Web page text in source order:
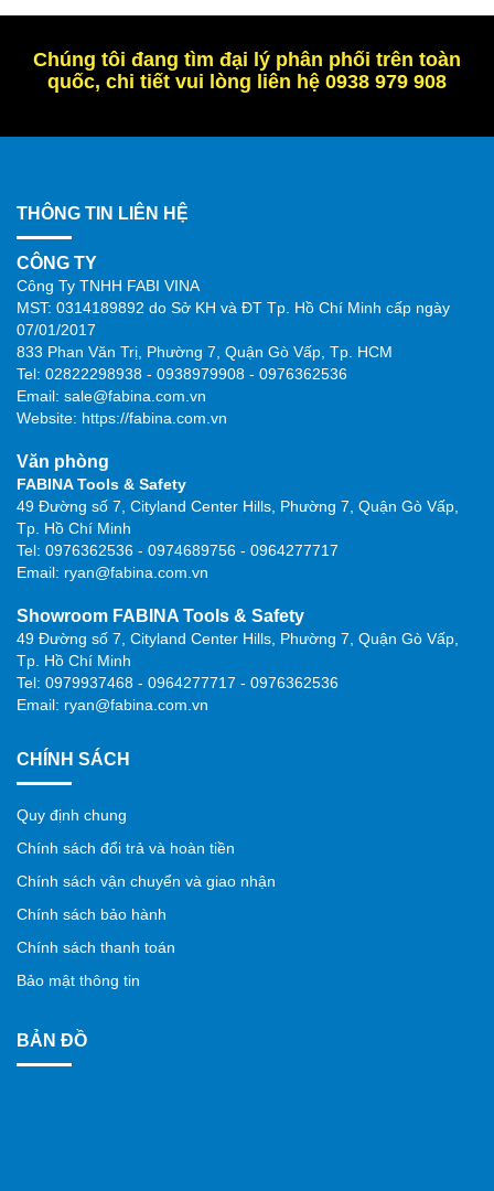
Chúng tôi đang tìm đại lý phân phối trên toàn
quốc, chi tiết vui lòng liên hệ 0938 979 908
THÔNG TIN LIÊN HỆ
CÔNG TY
Công Ty TNHH FABI VINA
MST: 0314189892 do Sở KH và ĐT Tp. Hồ Chí Minh cấp ngày
07/01/2017
833 Phan Văn Trị, Phường 7, Quận Gò Vấp, Tp. HCM
Tel: 02822298938 - 0938979908 - 0976362536
Email: sale@fabina.com.vn
Website: https://fabina.com.vn
Văn phòng
FABINA Tools & Safety
49 Đường số 7, Cityland Center Hills, Phường 7, Quận Gò Vấp,
Tp. Hồ Chí Minh
Tel: 0976362536 - 0974689756 - 0964277717
Email: ryan@fabina.com.vn
Showroom FABINA Tools & Safety
49 Đường số 7, Cityland Center Hills, Phường 7, Quận Gò Vấp,
Tp. Hồ Chí Minh
Tel: 0979937468 - 0964277717 - 0976362536
Email: ryan@fabina.com.vn
CHÍNH SÁCH
Quy định chung
Chính sách đổi trả và hoàn tiền
Chính sách vận chuyển và giao nhận
Chính sách bảo hành
Chính sách thanh toán
Bảo mật thông tin
BẢN ĐỒ